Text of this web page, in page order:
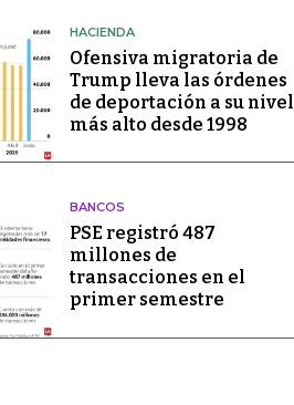
HACIENDA
Ofensiva migratoria de
Trump lleva las órdenes
de deportación a su nivel
más alto desde 1998
BANCOS
PSE registró 487
millones de
transacciones en el
primer semestre